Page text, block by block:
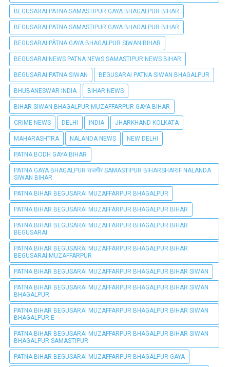
BEGUSARAI PATNA SAMASTIPUR GAYA BHAGALPUR BIHAR
BEGUSARAI PATNA SAMASTIPUR GAYA BHAGALPUR BIHAR
BEGUSARAI PÀTNA GAYA BHAGALPUR SIWAN BIHAR
BEGUSARAI NEWS PATNA NEWS SAMASTIPUR NEWS BIHAR
BEGUSARAI PATNA SIWAN BEGUSARAI PATNA SIWAN BHAGALPUR
BHUBANESWAR INDIA BIHAR NEWS
BIHAR SIWAN BHAGALPUR MUZAFFARPUR GAYA BIHAR
CRIME NEWS DELHI INDIA JHARKHAND KOLKATA
MAHARASHTRA NALANDA NEWS NEW DELHI
PATNA BODH GAYA BIHAR
PATNA GAYA BHAGALPUR राजगीर SAMASTIPUR BIHARSHARIF NALANDA
SIWAN BIHAR
PATNA BIHAR BEGUSARAI MUZAFFARPUR BHAGALPUR
PATNA BIHAR BEGUSARAI MUZAFFARPUR BHAGALPUR BIHAR
PATNA BIHAR BEGUSARAI MUZAFFARPUR BHAGALPUR BIHAR
BEGUSARAI
PATNA BIHAR BEGUSARAI MUZAFFARPUR BHAGALPUR BIHAR
BEGUSARAI MUZAFFARPUR
PATNA BIHAR BEGUSARAI MUZAFFARPUR BHAGALPUR BIHAR SIWAN
PATNA BIHAR BEGUSARAI MUZAFFARPUR BHAGALPUR BIHAR SIWAN
BHAGALPUR
PATNA BIHAR BEGUSARAI MUZAFFARPUR BHAGALPUR BIHAR SIWAN
BHAGALPUR E
PATNA BIHAR BEGUSARAI MUZAFFARPUR BHAGALPUR BIHAR SIWAN
BHAGALPUR SAMASTIPUR
PATNA BIHAR BEGUSARAI MUZAFFARPUR BHAGALPUR GAYA